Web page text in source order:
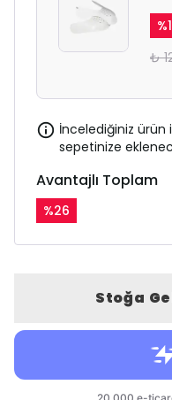
%
₺
İncelediğiniz ürün
sepetinize
Avantajlı Toplam
%26
Stoğa